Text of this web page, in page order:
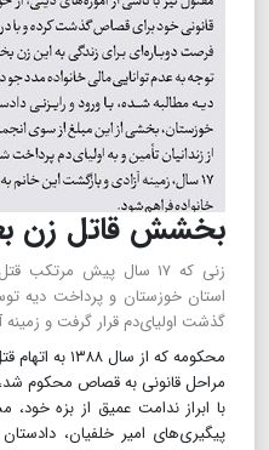
بخشش قاتل زن بعد از
زنی که ۱۷ سال پیش
استان خوزستان و پرداخت دیه
گذشت اولیای‌دم قرار گرفت و
محکومه که از
مراحل قانونی به قصاص محکوم
با ابراز ندامت عمیق از بزه
پیگیری‌های امیر خلفیان،